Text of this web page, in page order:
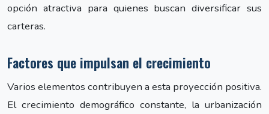
opción atractiva para quienes buscan diversificar sus
carteras.
Factores que impulsan el crecimiento
Varios elementos contribuyen a esta proyección positiva.
El crecimiento demográfico constante, la urbanización